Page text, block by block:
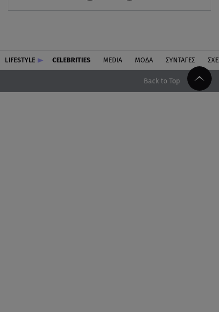
LIFESTYLE CELEBRITIES MEDIA ΜΟΔΑ ΣΥΝΤΑΓΕΣ
Back to Top